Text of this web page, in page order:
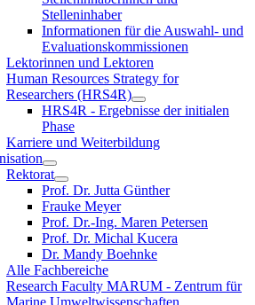
Stelleninhaber
Informationen für die Auswahl- und
Evaluationskommissionen
Lektorinnen und Lektoren
Human Resources Strategy for
Researchers (HRS4R)
HRS4R - Ergebnisse der initialen
Phase
Karriere und Weiterbildung
Rektorat
Prof. Dr. Jutta Günther
Frauke Meyer
Prof. Dr.-Ing. Maren Petersen
Prof. Dr. Michal Kucera
Dr. Mandy Boehnke
Alle Fachbereiche
Research Faculty MARUM - Zentrum für
Marine Umweltwissenschaften